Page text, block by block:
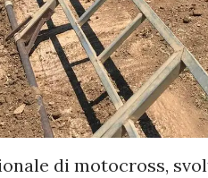
di motocross,